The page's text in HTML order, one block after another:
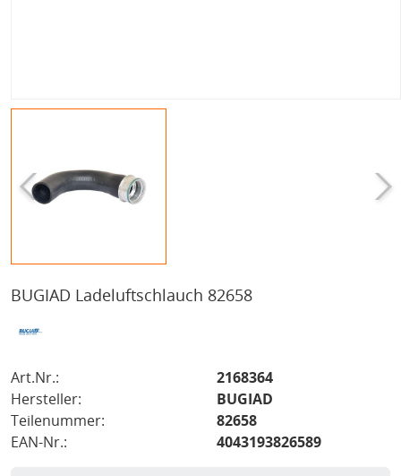
BUGIAD Ladeluftschlauch 82658
Art.Nr.:
2168364
Hersteller:
BUGIAD
Teilenummer:
82658
EAN-Nr.:
4043193826589